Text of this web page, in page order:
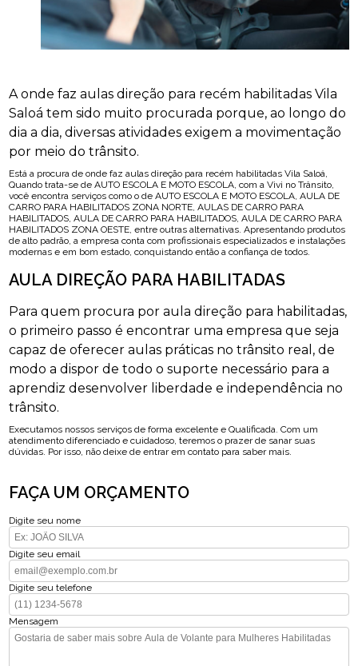
A onde faz aulas direção para recém habilitadas Vila
Saloá tem sido muito procurada porque, ao longo do
dia a dia, diversas atividades exigem a movimentação
por meio do trânsito.
Está a procura de onde faz aulas direção para recém habilitadas Vila Saloá,
Quando trata-se de AUTO ESCOLA E MOTO ESCOLA, com a Vivi no Trânsito,
você encontra serviços como o de AUTO ESCOLA E MOTO ESCOLA, AULA DE
CARRO PARA HABILITADOS ZONA NORTE, AULAS DE CARRO PARA
HABILITADOS, AULA DE CARRO PARA HABILITADOS, AULA DE CARRO PARA
HABILITADOS ZONA OESTE, entre outras alternativas. Apresentando produtos
de alto padrão, a empresa conta com profissionais especializados e instalações
modernas e em bom estado, conquistando então a confiança de todos.
AULA DIREÇÃO PARA HABILITADAS
Para quem procura por aula direção para habilitadas,
o primeiro passo é encontrar uma empresa que seja
capaz de oferecer aulas práticas no trânsito real, de
modo a dispor de todo o suporte necessário para a
aprendiz desenvolver liberdade e independência no
trânsito.
Executamos nossos serviços de forma excelente e Qualificada. Com um
atendimento diferenciado e cuidadoso, teremos o prazer de sanar suas
dúvidas. Por isso, não deixe de entrar em contato para saber mais.
FAÇA UM ORÇAMENTO
Digite seu nome
Digite seu email
Digite seu telefone
Mensagem